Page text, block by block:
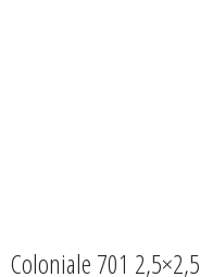
Coloniale 701 2,5×2,5